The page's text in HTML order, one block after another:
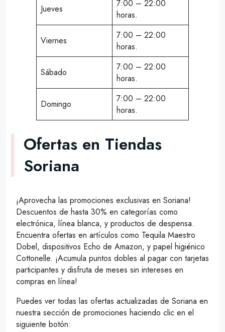
Jueves
7:00 – 22:00
horas.
Viernes
7:00 – 22:00
horas.
Sábado
7:00 – 22:00
horas.
Domingo
7:00 – 22:00
horas.
Ofertas en Tiendas
Soriana
¡Aprovecha las promociones exclusivas en Soriana!
Descuentos de hasta 30% en categorías como
electrónica, línea blanca, y productos de despensa.
Encuentra ofertas en artículos como Tequila Maestro
Dobel, dispositivos Echo de Amazon, y papel higiénico
Cottonelle. ¡Acumula puntos dobles al pagar con tarjetas
participantes y disfruta de meses sin intereses en
compras en línea!
Puedes ver todas las ofertas actualizadas de Soriana en
nuestra sección de promociones haciendo clic en el
siguiente botón: